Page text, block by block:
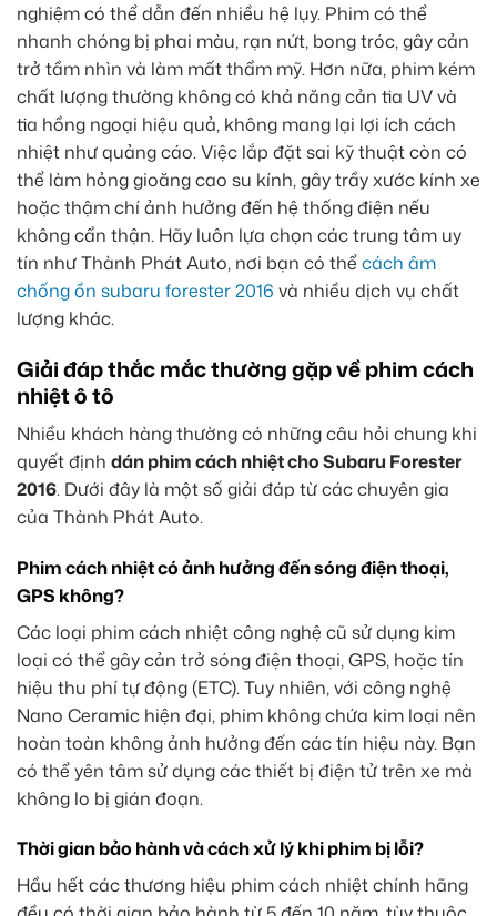
nghiệm có thể dẫn đến nhiều hệ lụy. Phim có thể
nhanh chóng bị phai màu, rạn nứt, bong tróc, gây cản
trở tầm nhìn và làm mất thẩm mỹ. Hơn nữa, phim kém
chất lượng thường không có khả năng cản tia UV và
tia hồng ngoại hiệu quả, không mang lại lợi ích cách
nhiệt như quảng cáo. Việc lắp đặt sai kỹ thuật còn có
thể làm hỏng gioăng cao su kính, gây trầy xước kính xe
hoặc thậm chí ảnh hưởng đến hệ thống điện nếu
không cẩn thận. Hãy luôn lựa chọn các trung tâm uy
tín như Thành Phát Auto, nơi bạn có thểcách âm
chống ồn subaru forester 2016 và nhiều dịch vụ chất
lượng khác.
Giải đáp thắc mắc thường gặp về phim cách
nhiệt ô tô
Nhiều khách hàng thường có những câu hỏi chung khi
quyết định dán phim cách nhiệt cho Subaru Forester
2016. Dưới đây là một số giải đáp từ các chuyên gia
của Thành Phát Auto.
Phim cách nhiệt có ảnh hưởng đến sóng điện thoại,
GPS không?
Các loại phim cách nhiệt công nghệ cũ sử dụng kim
loại có thể gây cản trở sóng điện thoại, GPS, hoặc tín
hiệu thu phí tự động (ETC). Tuy nhiên, với công nghệ
Nano Ceramic hiện đại, phim không chứa kim loại nên
hoàn toàn không ảnh hưởng đến các tín hiệu này. Bạn
có thể yên tâm sử dụng các thiết bị điện tử trên xe mà
không lo bị gián đoạn.
Thời gian bảo hành và cách xử lý khi phim bị lỗi?
Hầu hết các thương hiệu phim cách nhiệt chính hãng